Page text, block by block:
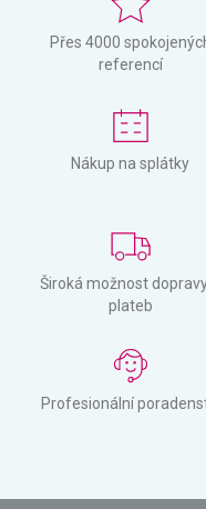
Přes 4000
referencí
Nákup na splátky
Široká možnost
plateb
Profesionální